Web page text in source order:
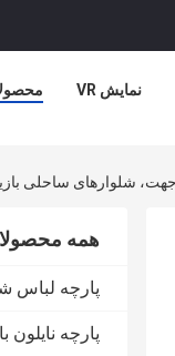
نمایش VR
همه
پارچه لباس
پارچه نایلون